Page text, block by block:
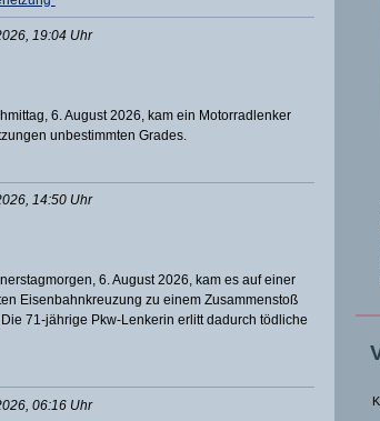
19:04 Uhr
6. August 2026, kam ein Motorradlenker
unbestimmten Grades.
14:50 Uhr
6. August 2026, kam es auf einer
Eisenbahnkreuzung zu einem Zusammenstoß
71-jährige Pkw-Lenkerin erlitt dadurch tödliche
06:16 Uhr